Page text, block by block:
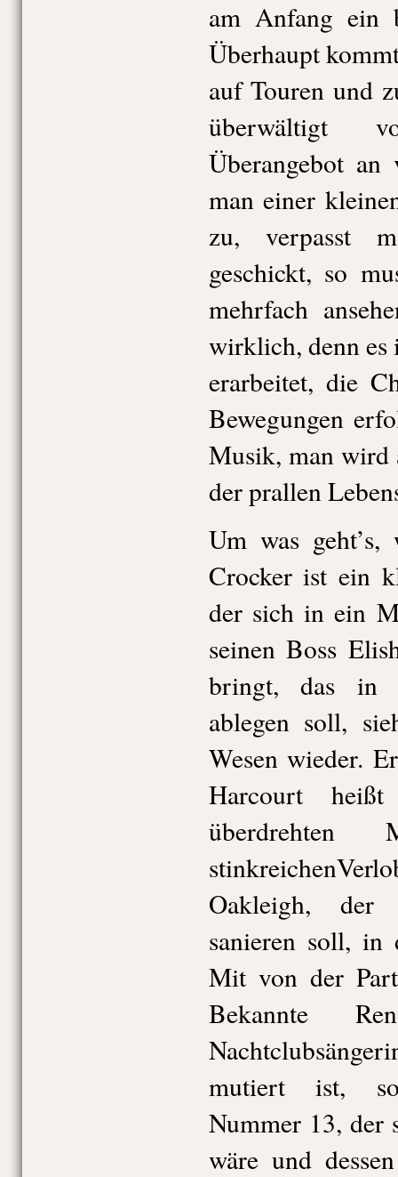
am Anfang ein
Überhaupt
auf Touren und
überwältigt
Überangebot an
man einer
zu, verpasst
geschickt, so
mehrfach
wirklich, denn
erarbeitet, die
Bewegungen
Musik, man wird
der prallen
Um was
Crocker ist ein
der sich in ein
seinen Boss
bringt, das in
ablegen soll,
Wesen wieder.
Harcourt
Oakleigh, der
sanieren soll, in
Mit von der
Bekannte
mutiert ist,
Nummer 13, der
wäre und